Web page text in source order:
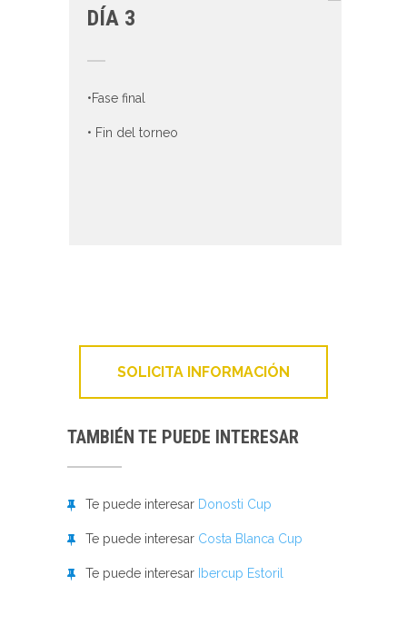
DÍA 3
•Fase final
• Fin del torneo
SOLICITA INFORMACIÓN
TAMBIÉN TE PUEDE INTERESAR
Te puede interesar Donosti Cup
Te puede interesar Costa Blanca Cup
Te puede interesar Ibercup Estoril